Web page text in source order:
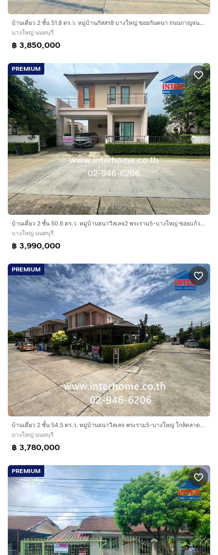
บ้านเดี่ยว 2 ชั้น 51.8 ตร.ว. หมู่บ้านภัสสร8 บางใหญ่ ซอยกันตนา ถนนกาญจนาภิเษก บางใหญ่ นนทบุรี
บางใหญ่ นนทบุรี
฿ 3,850,000
PREMIUM
บ้านเดี่ยว 2 ชั้น 50.6 ตร.ว. หมู่บ้านธนาวิลเลจ2 พระราม5-บางใหญ่ ซอยแก้วอินทร์ ถนนกาญจนาภิเษก ถนนจันทร์ทองเอี่ยม ถนนคลองถนน บางใหญ่ นนทบุรี
บางใหญ่ นนทบุรี
฿ 3,990,000
PREMIUM
บ้านเดี่ยว 2 ชั้น 54.5 ตร.ว. หมู่บ้านธนาวิลเลจ พระราม5-บางใหญ่ ใกล้ตลาดบางใหญ่ ซอยแก้วอินทร์ ถนนกาญจนาภิเษก ถนนรัตนาธิเบศร์ บางใหญ่ นนทบุรี
บางใหญ่ นนทบุรี
฿ 3,780,000
PREMIUM